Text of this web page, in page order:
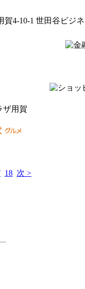
賀4-10-1 世田谷ビジ
ザ用賀
18 次 >